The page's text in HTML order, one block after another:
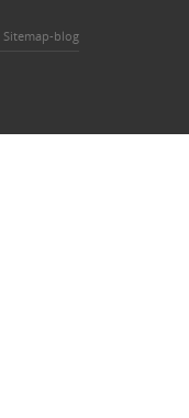
Sitemap-blog